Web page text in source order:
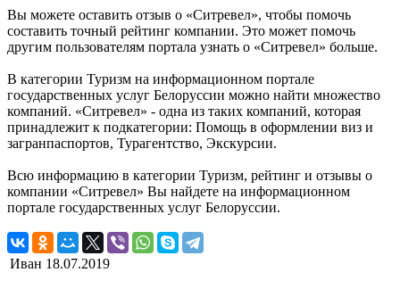
Вы можете оставить отзыв о «Ситревел», чтобы помочь
составить точный рейтинг компании. Это может помочь
другим пользователям портала узнать о «Ситревел» больше.
В категории Туризм на информационном портале
государственных услуг Белоруссии можно найти множество
компаний. «Ситревел» - одна из таких компаний, которая
принадлежит к подкатегории: Помощь в оформлении виз и
загранпаспортов, Турагентство, Экскурсии.
Всю информацию в категории Туризм, рейтинг и отзывы о
компании «Ситревел» Вы найдете на информационном
портале государственных услуг Белоруссии.
Иван 18.07.2019